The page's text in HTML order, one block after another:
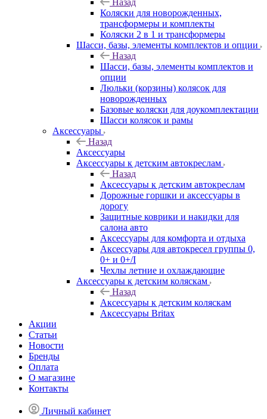
Назад
Коляски для новорожденных,
трансформеры и комплекты
Коляски 2 в 1 и трансформеры
Шасси, базы, элементы комплектов и опции
Назад
Шасси, базы, элементы комплектов и
опции
Люльки (корзины) колясок для
новорожденных
Базовые коляски для доукомплектации
Шасси колясок и рамы
Аксессуары
Назад
Аксессуары
Аксессуары к детским автокреслам
Назад
Аксессуары к детским автокреслам
Дорожные горшки и аксессуары в
дорогу
Защитные коврики и накидки для
салона авто
Аксессуары для комфорта и отдыха
Аксессуары для автокресел группы 0,
0+ и 0+/I
Чехлы летние и охлаждающие
Аксессуары к детским коляскам
Назад
Аксессуары к детским коляскам
Аксессуары Britax
Акции
Статьи
Новости
Бренды
Оплата
О магазине
Контакты
Личный кабинет